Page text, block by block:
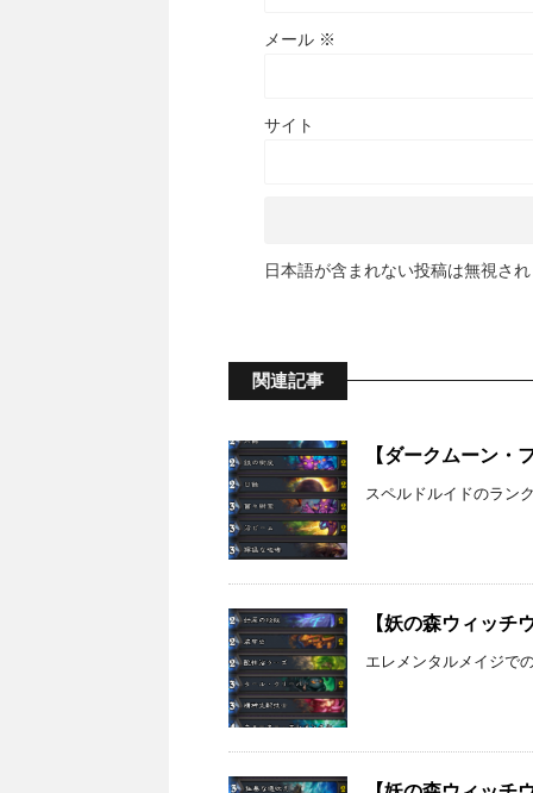
メール ※
サイト
日本語が含まれない投稿は無視さ
関連記事
【ダークムーン・
スペルドルイドのラン
【妖の森ウィッチ
エレメンタルメイジで